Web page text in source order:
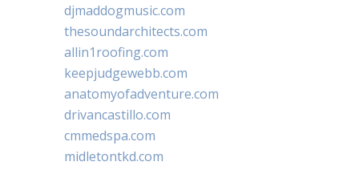
djmaddogmusic.com
thesoundarchitects.com
allin1roofing.com
keepjudgewebb.com
anatomyofadventure.com
drivancastillo.com
cmmedspa.com
midletontkd.com